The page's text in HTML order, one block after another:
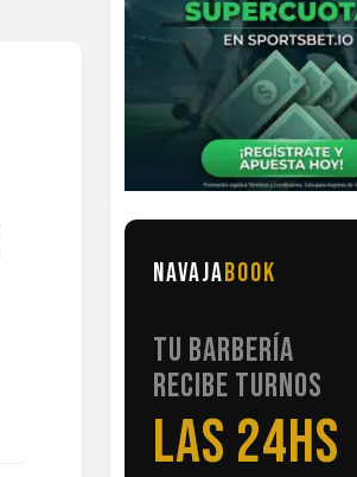
NAVAJABOOK
TU BARBERÍA
RECIBE TURNOS
LAS 24HS